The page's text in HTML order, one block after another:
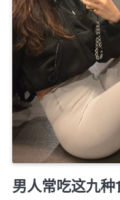
男人常吃这九